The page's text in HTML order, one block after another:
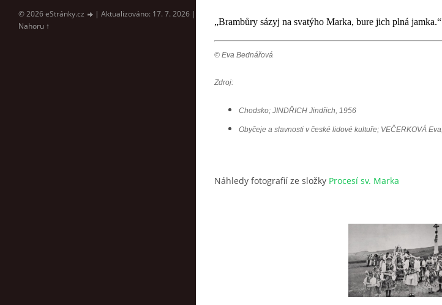
© 2026 eStránky.cz | Aktualizováno: 17. 7. 2026 |
Nahoru ↑
„Brambůry sázyj na svatýho Marka, bure jich plná jamka.“
© Eva Bednářová
Zdroj:
Chodsko; JINDŘICH Jindřich, 1956
Obyčeje a slavnosti v české lidové kultuře; VEČERKOVÁ
Náhledy fotografií ze složky Procesí sv. Marka